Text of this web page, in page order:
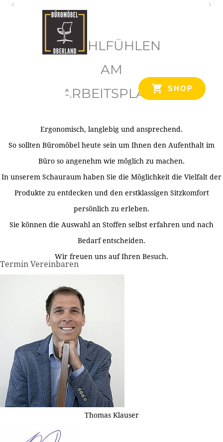
SHOP
WOHLFÜHLEN
AM
ARBEITSPLATZ
Ergonomisch, langlebig und ansprechend.
So sollten Büromöbel heute sein um Ihnen den Aufenthalt im
Büro so angenehm wie möglich zu machen.
In unserem Schauraum haben Sie die Möglichkeit die Vielfalt der
Produkte zu entdecken und den erstklassigen Sitzkomfort
persönlich zu erleben.
Sie können die Auswahl an Stoffen selbst erfahren und nach
Bedarf entscheiden.
Wir freuen uns auf Ihren Besuch.
Termin Vereinbaren
Thomas Klauser